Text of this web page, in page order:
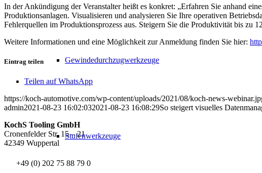
Gewindedurchzugwerkzeuge
Stufenwerkzeuge
In der Ankündigung der Veranstalter heißt es konkret: „Erfahren Sie anhand
Produktionsanlagen. Visualisieren und analysieren Sie Ihre operativen
Fehlerquellen im Produktionsprozess aus. Steigern Sie die Produktivität bis zu
Weitere Informationen und eine Möglichkeit zur Anmeldung finden Sie hier:
Eintrag teilen
Teilen auf WhatsApp
https://koch-automotive.com/wp-content/uploads/2021/08/koch-news-
admin2021-08-23 16:02:032021-08-23 16:08:29So steigert visuelles
KochS Tooling GmbH
Cronenfelder Str. 15 – 21
42349 Wuppertal
+49 (0) 202 75 88 79 0